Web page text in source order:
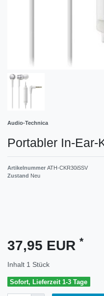
Audio-Technica
Portabler In-Ear-
Artikelnummer ATH-CKR30iSSV
Zustand Neu
37,95 EUR *
Inhalt 1 Stück
Sofort, Lieferzeit 1-3 Tage